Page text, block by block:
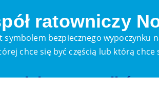
ratowniczy
symbolem bezpiecznego wypoczynku
chce się być częścią lub którą
ratowników